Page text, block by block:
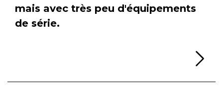
mais avec très peu d'équipements
de série.